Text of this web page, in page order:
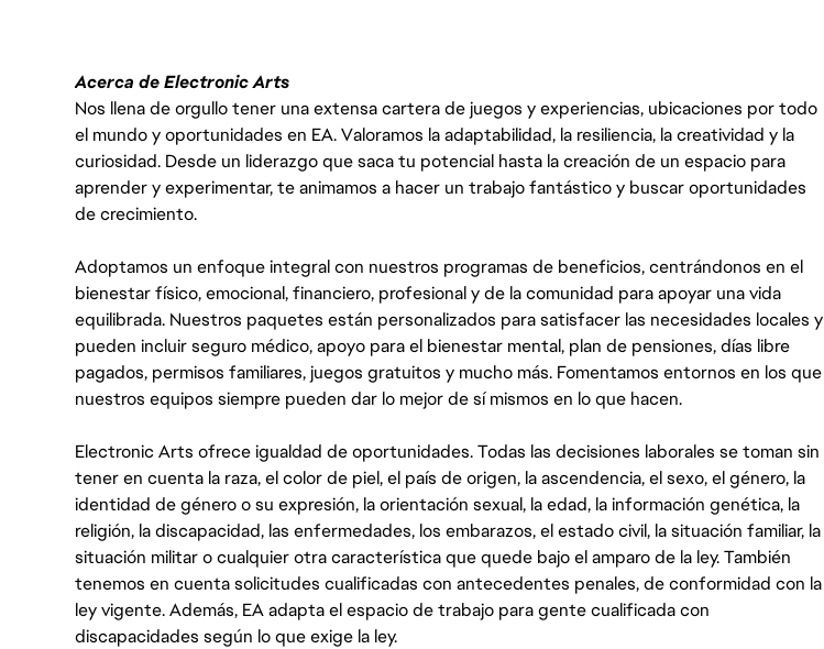
Acerca de Electronic Arts
Nos llena de orgullo tener una extensa cartera de juegos y experiencias, ubicaciones por todo
el mundo y oportunidades en EA. Valoramos la adaptabilidad, la resiliencia, la creatividad y la
curiosidad. Desde un liderazgo que saca tu potencial hasta la creación de un espacio para
aprender y experimentar, te animamos a hacer un trabajo fantástico y buscar oportunidades
de crecimiento.
Adoptamos un enfoque integral con nuestros programas de beneficios, centrándonos en el
bienestar físico, emocional, financiero, profesional y de la comunidad para apoyar una vida
equilibrada. Nuestros paquetes están personalizados para satisfacer las necesidades locales y
pueden incluir seguro médico, apoyo para el bienestar mental, plan de pensiones, días libre
pagados, permisos familiares, juegos gratuitos y mucho más. Fomentamos entornos en los que
nuestros equipos siempre pueden dar lo mejor de sí mismos en lo que hacen.
Electronic Arts ofrece igualdad de oportunidades. Todas las decisiones laborales se toman sin
tener en cuenta la raza, el color de piel, el país de origen, la ascendencia, el sexo, el género, la
identidad de género o su expresión, la orientación sexual, la edad, la información genética, la
religión, la discapacidad, las enfermedades, los embarazos, el estado civil, la situación familiar, la
situación militar o cualquier otra característica que quede bajo el amparo de la ley. También
tenemos en cuenta solicitudes cualificadas con antecedentes penales, de conformidad con la
ley vigente. Además, EA adapta el espacio de trabajo para gente cualificada con
discapacidades según lo que exige la ley.